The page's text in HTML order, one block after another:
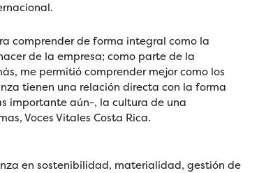
comprender de forma integral como la
de la empresa; como parte de la
me permitió comprender mejor como los
tienen una relación directa con la forma
importante aún-, la cultura de una
Voces Vitales Costa Rica.
en sostenibilidad, materialidad, gestión de